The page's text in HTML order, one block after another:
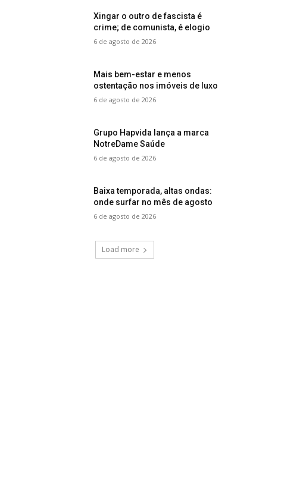
Xingar o outro de fascista é
crime; de comunista, é elogio
6 de agosto de 2026
Mais bem-estar e menos
ostentação nos imóveis de luxo
6 de agosto de 2026
Grupo Hapvida lança a marca
NotreDame Saúde
6 de agosto de 2026
Baixa temporada, altas ondas:
onde surfar no mês de agosto
6 de agosto de 2026
Load more